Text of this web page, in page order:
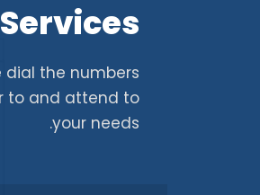
the numbers
to and attend to
your needs.